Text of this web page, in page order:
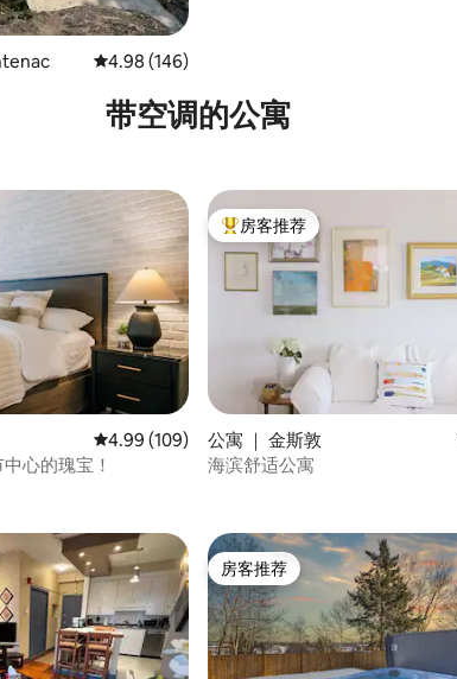
平均评分 4.98 分（满分 5 分），共 146 条评价
4.98 (146)
带空调的公寓
226 条评价平均评分 4.99 分（满分 5 分），共 109 条评价
4.99 (109)
心的瑰宝！
热门「房客推荐」
房客推荐
公寓 ｜ 金斯敦
海滨舒适公寓
房客推荐
房客推荐